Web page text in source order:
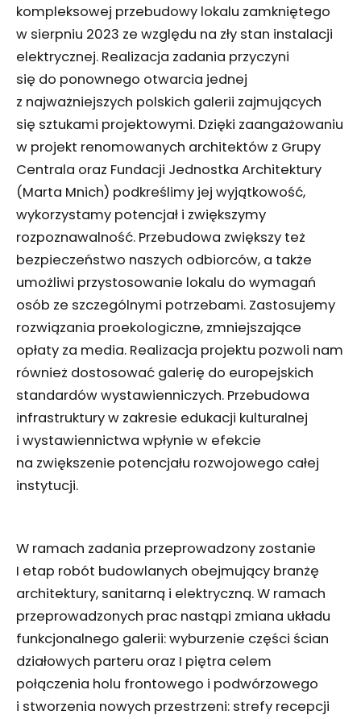
kompleksowej przebudowy lokalu zamkniętego
w sierpniu 2023 ze względu na zły stan instalacji
elektrycznej. Realizacja zadania przyczyni
się do ponownego otwarcia jednej
z najważniejszych polskich galerii zajmujących
się sztukami projektowymi. Dzięki zaangażowaniu
w projekt renomowanych architektów z Grupy
Centrala oraz Fundacji Jednostka Architektury
(Marta Mnich) podkreślimy jej wyjątkowość,
wykorzystamy potencjał i zwiększymy
rozpoznawalność. Przebudowa zwiększy też
bezpieczeństwo naszych odbiorców, a także
umożliwi przystosowanie lokalu do wymagań
osób ze szczególnymi potrzebami. Zastosujemy
rozwiązania proekologiczne, zmniejszające
opłaty za media. Realizacja projektu pozwoli nam
również dostosować galerię do europejskich
standardów wystawienniczych. Przebudowa
infrastruktury w zakresie edukacji kulturalnej
i wystawiennictwa wpłynie w efekcie
na zwiększenie potencjału rozwojowego całej
instytucji.
W ramach zadania przeprowadzony zostanie
I etap robót budowlanych obejmujący branżę
architektury, sanitarną i elektryczną. W ramach
przeprowadzonych prac nastąpi zmiana układu
funkcjonalnego galerii: wyburzenie części ścian
działowych parteru oraz I piętra celem
połączenia holu frontowego i podwórzowego
i stworzenia nowych przestrzeni: strefy recepcji